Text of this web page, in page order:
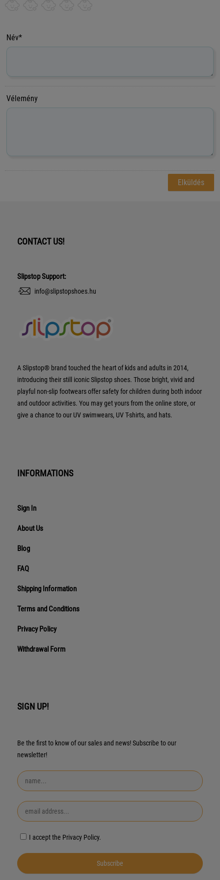
Név*
Vélemény
CONTACT US!
Slipstop Support:
info@slipstopshoes.hu
A Slipstop® brand touched the heart of kids and adults in 2014,
introducing their still iconic Slipstop shoes. Those bright, vivid and
playful non-slip footwears offer safety for children during both indoor
and outdoor activities. You may get yours from the online store, or
give a chance to our UV swimwears, UV T-shirts, and hats.
INFORMATIONS
Sign In
About Us
Blog
FAQ
Shipping Information
Terms and Conditions
Privacy Policy
Withdrawal Form
SIGN UP!
Be the first to know of our sales and news! Subscribe to our
newsletter!
I accept the Privacy Policy.